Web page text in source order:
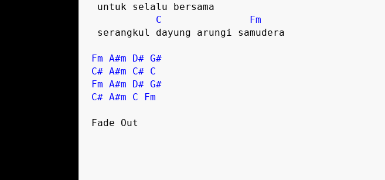
C
Fm
Fm A#m D# G#
C# A#m C# C
Fm A#m D# G#
C# A#m C Fm